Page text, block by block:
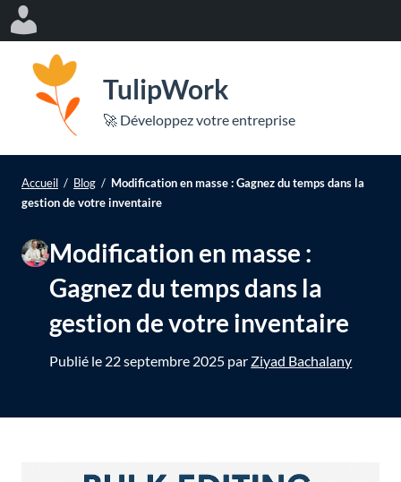
In
TulipWork
🚀 Développez votre entreprise
Accueil / Blog / Modification en masse : Gagnez du temps dans la
gestion de votre inventaire
Modification en masse :
Gagnez du temps dans la
gestion de votre inventaire
Publié le 22 septembre 2025 par Ziyad Bachalany